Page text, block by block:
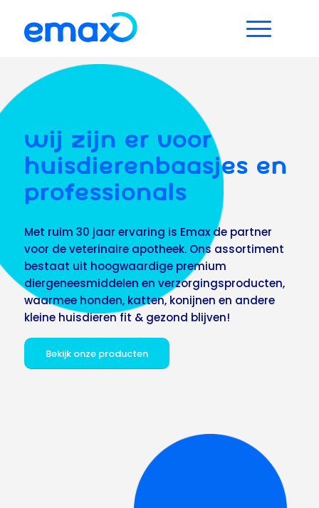
WIJ ZIJN ER VOOR
HUISDIERENBAASJES EN
PROFESSIONALS
Met ruim 30 jaar ervaring is Emax de partner
voor de veterinaire apotheek. Ons assortiment
bestaat uit hoogwaardige premium
diergeneesmiddelen en verzorgingsproducten,
waarmee honden, katten, konijnen en andere
kleine huisdieren fit & gezond blijven!
Bekijk onze producten